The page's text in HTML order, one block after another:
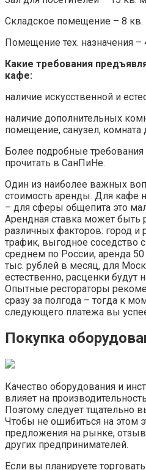
Складское помещение – 8 кв.
Помещение тех. назначения –
Какие требования
кафе:
наличие искусственной и
наличие дополнительных
помещение, санузел, комната
Более подробные
прочитать в СанПиНе.
Один из наиболее важных
стоимость аренды. Для кафе
– для сферы общепита это
Арендная ставка может быть
различных факторов: город
трафик, выгодное соседство
среднем по России, аренда
тыс. рублей в месяц, для
естественно, расценки будут
Опытные рестораторы
сразу за полгода – тогда к
следующего платежа вы
Покупка
Качество оборудования и
влияет на
Поэтому следует тщательно
Чтобы не ошибиться на этом
предложения на рынке,
других предпринимателей.
Если вы планируете